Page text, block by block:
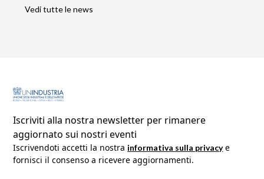
Vedi tutte le news
Iscriviti alla nostra newsletter per rimanere
aggiornato sui nostri eventi
Iscrivendoti accetti la nostra informativa sulla privacy e
fornisci il consenso a ricevere aggiornamenti.